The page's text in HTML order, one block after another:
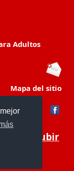
Adultos
Mapa del sitio
Subir